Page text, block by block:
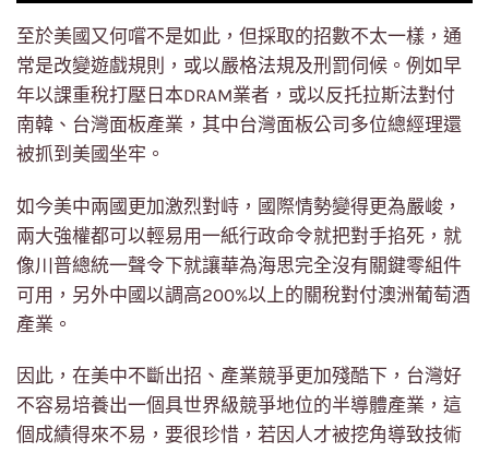
至於美國又何嚐不是如此，但採取的招數不太一樣，通
常是改變遊戲規則，或以嚴格法規及刑罰伺候。例如早
年以課重稅打壓日本DRAM業者，或以反托拉斯法對付
南韓、台灣面板產業，其中台灣面板公司多位總經理還
被抓到美國坐牢。
如今美中兩國更加激烈對峙，國際情勢變得更為嚴峻，
兩大強權都可以輕易用一紙行政命令就把對手掐死，就
像川普總統一聲令下就讓華為海思完全沒有關鍵零組件
可用，另外中國以調高200%以上的關稅對付澳洲葡萄酒
產業。
因此，在美中不斷出招、產業競爭更加殘酷下，台灣好
不容易培養出一個具世界級競爭地位的半導體產業，這
個成績得來不易，要很珍惜，若因人才被挖角導致技術